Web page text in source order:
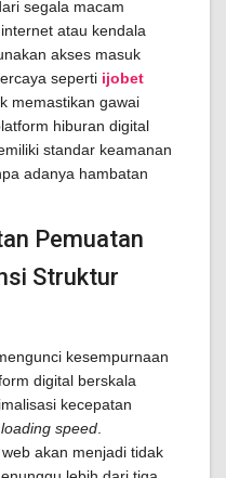
segala macam
atau kendala
akses masuk
seperti ijobet
memastikan gawai
hiburan digital
standar keamanan
adanya hambatan
Pemuatan
Struktur
kesempurnaan
digital berskala
kecepatan
speed
akan menjadi tidak